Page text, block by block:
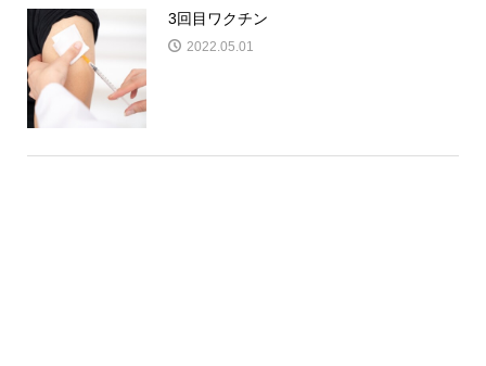
3回目ワクチン
2022.05.01